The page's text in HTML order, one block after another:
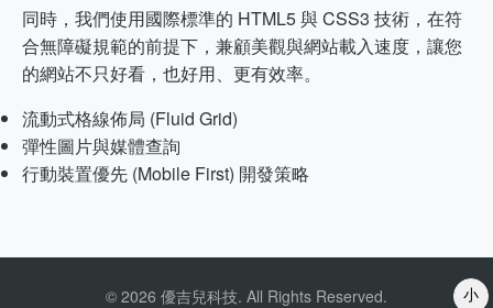
小
同時，我們使用國際標準的 HTML5 與 CSS3 技術，在符
合無障礙規範的前提下，兼顧美觀與網站載入速度，讓您
的網站不只好看，也好用、更有效率。
流動式格線佈局 (Fluid Grid)
彈性圖片與媒體查詢
行動裝置優先 (Mobile First) 開發策略
© 2026 優吉兒科技. All Rights Reserved.